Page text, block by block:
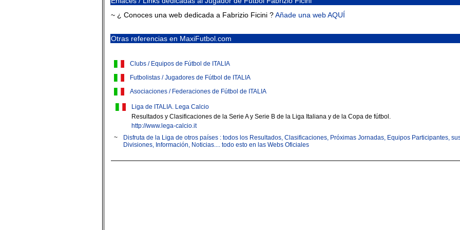
~ ¿ Conoces una web dedicada a Fabrizio Ficini ?Añade una web AQUÍ
Otras referencias en MaxiFutbol.com
Clubs / Equipos de Fútbol de ITALIA
Futbolistas / Jugadores de Fútbol de ITALIA
Asociaciones / Federaciones de Fútbol de ITALIA
Liga de ITALIA. Lega Calcio
Resultados y Clasificaciones de la Serie A y Serie B de la Liga Italiana y de la Copa de fútbol.
http://www.lega-calcio.it
~
Disfruta de la Liga de otros países : todos los Resultados, Clasificaciones, Próximas Jornadas, Equipos Participantes,
Divisiones, Información, Noticias.... todo esto en las Webs Oficiales